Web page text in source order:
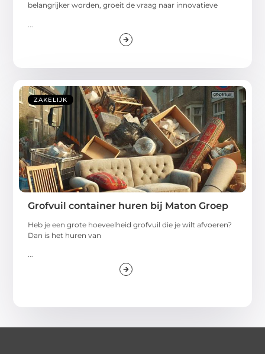
belangrijker worden, groeit de vraag naar innovatieve
ZAKELIJK
Grofvuil container huren bij Maton Groep
Heb je een grote hoeveelheid grofvuil die je wilt afvoeren?
Dan is het huren van
...